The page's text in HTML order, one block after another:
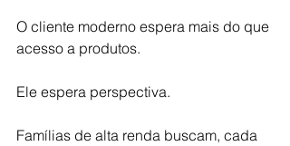
O cliente moderno espera mais do que
acesso a produtos.
Ele espera perspectiva.
Famílias de alta renda buscam, cada